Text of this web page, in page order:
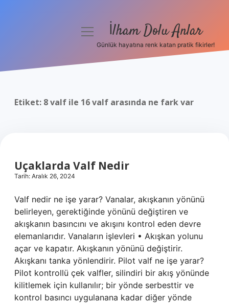
menüyü İlham Dolu Anlar
Günlük hayatına renk katan pratik fikirler!
Etiket: 8 valf ile 16 valf arasında ne fark var
Uçaklarda Valf Nedir
Tarih: Aralık 26, 2024
Valf nedir ne işe yarar? Vanalar, akışkanın yönünü
belirleyen, gerektiğinde yönünü değiştiren ve
akışkanın basıncını ve akışını kontrol eden devre
elemanlarıdır. Vanaların işlevleri • Akışkan yolunu
açar ve kapatır. Akışkanın yönünü değiştirir.
Akışkanı tanka yönlendirir. Pilot valf ne işe yarar?
Pilot kontrollü çek valfler, silindiri bir akış yönünde
kilitlemek için kullanılır; bir yönde serbesttir ve
kontrol basıncı uygulanana kadar diğer yönde